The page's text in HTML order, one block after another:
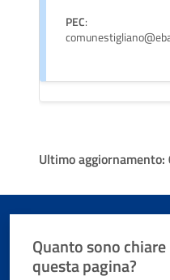
PEC:
Ultimo aggiornamento:
Quanto sono
questa pagina?